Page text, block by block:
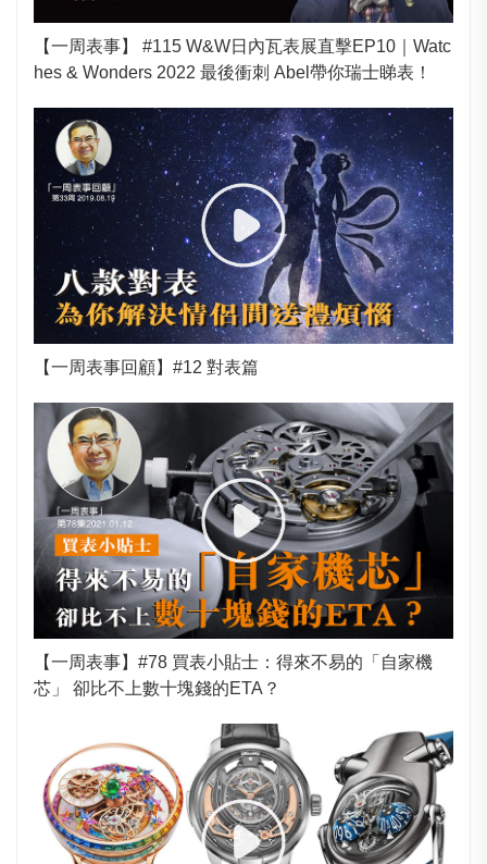
【一周表事】 #115 W&W日內瓦表展直擊EP10｜Watc
hes & Wonders 2022 最後衝刺 Abel帶你瑞士睇表！
【一周表事回顧】#12 對表篇
【一周表事】#78 買表小貼士：得來不易的「自家機
芯」 卻比不上數十塊錢的ETA？